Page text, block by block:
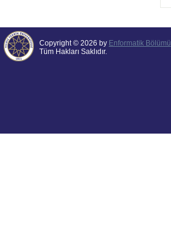
Copyright © 2026 by Enformatik Bölümü
Tüm Hakları Saklıdır.